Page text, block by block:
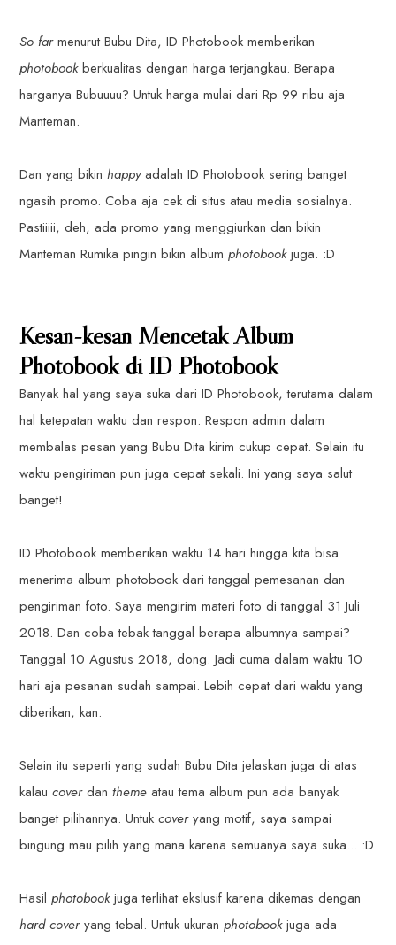
So farmenurut Bubu Dita, ID Photobook memberikan
photobookberkualitas dengan harga terjangkau. Berapa
harganya Bubuuuu? Untuk harga mulai dari Rp 99 ribu aja
Manteman.
Dan yang bikinhappyadalah ID Photobook sering banget
ngasih promo. Coba aja cek di situs atau media sosialnya.
Pastiiiii, deh, ada promo yang menggiurkan dan bikin
Manteman Rumika pingin bikin albumphotobookjuga. :D
Kesan-kesan Mencetak Album
Photobook di ID Photobook
Banyak hal yang saya suka dari ID Photobook, terutama dalam
hal ketepatan waktu dan respon. Respon admin dalam
membalas pesan yang Bubu Dita kirim cukup cepat. Selain itu
waktu pengiriman pun juga cepat sekali. Ini yang saya salut
banget!
ID Photobook memberikan waktu 14 hari hingga kita bisa
menerima album photobook dari tanggal pemesanan dan
pengiriman foto. Saya mengirim materi foto di tanggal 31 Juli
2018. Dan coba tebak tanggal berapa albumnya sampai?
Tanggal 10 Agustus 2018, dong. Jadi cuma dalam waktu 10
hari aja pesanan sudah sampai. Lebih cepat dari waktu yang
diberikan, kan.
Selain itu seperti yang sudah Bubu Dita jelaskan juga di atas
kalaucoverdantheme atau tema album pun ada banyak
banget pilihannya. Untukcoveryang motif, saya sampai
bingung mau pilih yang mana karena semuanya saya suka... :D
Hasilphotobookjuga terlihat ekslusif karena dikemas dengan
hard coveryang tebal. Untuk ukuranphotobookjuga ada